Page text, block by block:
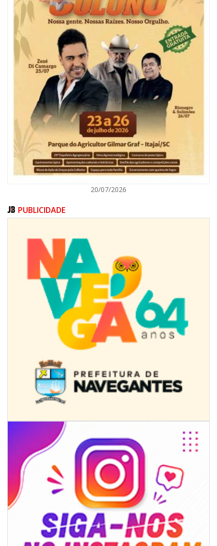
07/08/2026 | 18:03
COLUNA DO PRISCO PARAÍSO: Mídia domesticada, Centrão comprado e
Supremo fazendo jogo sujo
ITAJAÍ
Reginaldo Sama sobe ao palco nesta sexta, às 19h
BALNEÁRIO CAMBORIÚ
20/07/2026
PUBLICIDADE